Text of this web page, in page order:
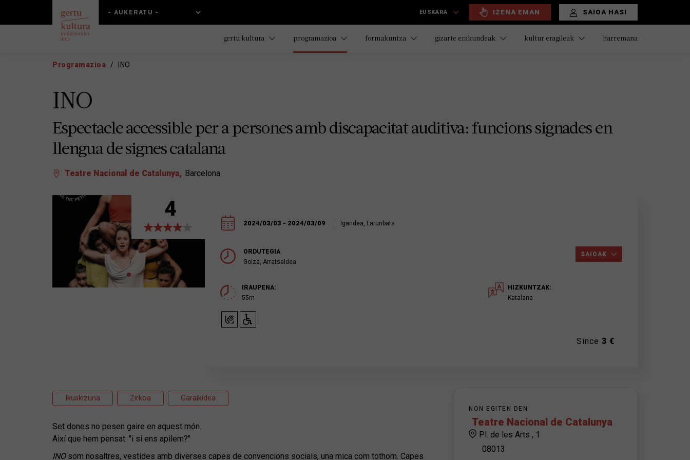
main
main
EUSKARA IZENA EMAN SAIOA HASI
gertu kultura programazioa formakuntza gizarte erakundeak kultur eragileak harremana
Programazioa INO
INO
Espectacle accessible per a persones amb discapacitat auditiva: funcions signades en
llengua de signes catalana
Teatre Nacional de Catalunya Barcelona
4
2024/03/03 - 2024/03/09 Igandea, Larunbata
ORDUTEGIA
Goiza, Arratsaldea
SAIOAK
IRAUPENA:
55m
HIZKUNTZAK:
Katalana
Since 3 €
Ikuskizuna Zirkoa Garaikidea
Set dones no pesen gaire en aquest món.
Així que hem pensat: "i si ens apilem?"
INO som nosaltres, vestides amb diverses capes de convencions socials, una mica com tothom. Capes
NON EGITEN DEN
Teatre Nacional de Catalunya
Pl. de les Arts , 1
08013